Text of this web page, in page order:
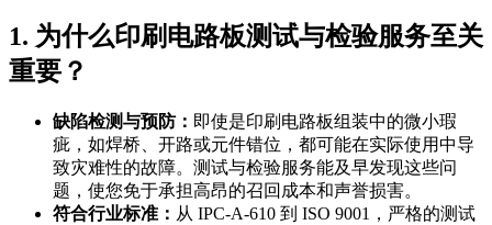
1. 为什么印刷电路板测试与检验服务至关
重要？
缺陷检测与预防： 即使是印刷电路板组装中的微小瑕
疵，如焊桥、开路或元件错位，都可能在实际使用中导
致灾难性的故障。测试与检验服务能及早发现这些问
题，使您免于承担高昂的召回成本和声誉损害。
符合行业标准： 从 IPC-A-610 到 ISO 9001，严格的测试